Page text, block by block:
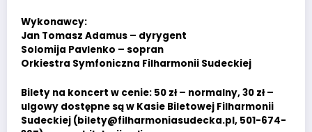
Wykonawcy:
Jan Tomasz Adamus – dyrygent
Solomija Pavlenko – sopran
Orkiestra Symfoniczna Filharmonii Sudeckiej
Bilety na koncert w cenie: 50 zł – normalny, 30 zł –
ulgowy dostępne są w Kasie Biletowej Filharmonii
Sudeckiej (bilety@filharmoniasudecka.pl, 501-674-